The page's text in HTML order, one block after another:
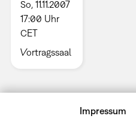
So, 11.11.2007
17:00 Uhr
CET
Vortragssaal
Impressum